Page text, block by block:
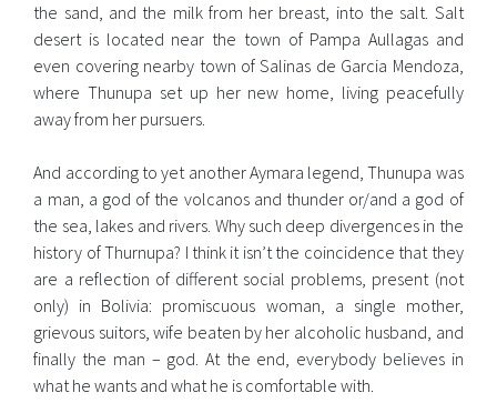
the sand, and the milk from her breast, into the salt. Salt
desert is located near the town of Pampa Aullagas and
even covering nearby town of Salinas de Garcia Mendoza,
where Thunupa set up her new home, living peacefully
away from her pursuers.
And according to yet another Aymara legend, Thunupa was
a man, a god of the volcanos and thunder or/and a god of
the sea, lakes and rivers. Why such deep divergences in the
history of Thurnupa? I think it isn’t the coincidence that they
are a reflection of different social problems, present (not
only) in Bolivia: promiscuous woman, a single mother,
grievous suitors, wife beaten by her alcoholic husband, and
finally the man – god. At the end, everybody believes in
what he wants and what he is comfortable with.